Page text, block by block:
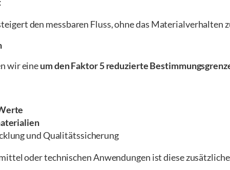
den messbaren Fluss, ohne das Materialverhalten
wir eineum den Faktor 5 reduzierte
und Qualitätssicherung
oder technischen Anwendungen ist diese